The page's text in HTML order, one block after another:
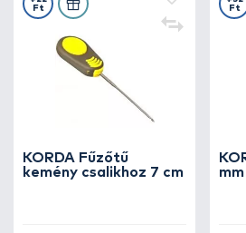
KORDA Fűzőtű
kemény csalikhoz 7 cm
Ft
mm
Ft